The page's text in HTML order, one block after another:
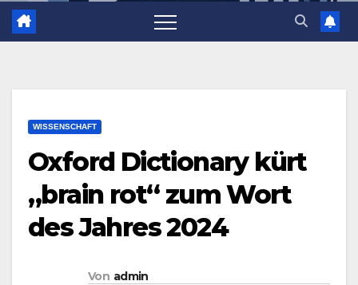
WISSENSCHAFT
Oxford Dictionary kürt
„brain rot“ zum Wort
des Jahres 2024
Von admin